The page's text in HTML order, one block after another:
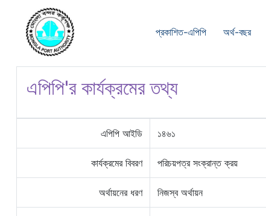
প্রকাশিত-এপিপি অর্থ-বছর
এপিপি'র কার্যক্রমের তথ্য
এপিপি আইডি ১৪৬১
কার্যক্রমের বিবরণ পরিচয়পত্র সংক্রান্ত ক্রয়
অর্থায়নের ধরণ নিজস্ব অর্থায়ন